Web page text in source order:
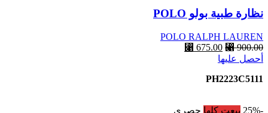
نظارة طبية بولو POLO
POLO RALPH LAUREN
⃁900.00
السعر
الأصلي
⃁ 900.00.
⃁ 675.00
أحصل عليها
PH2223C5111
-25% بيعت كلها حصري